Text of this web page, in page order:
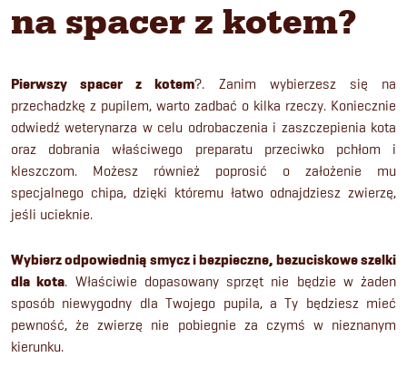
na spacer z kotem?
Pierwszy spacer z kotem?. Zanim wybierzesz się na
przechadzkę z pupilem, warto zadbać o kilka rzeczy. Koniecznie
odwiedź weterynarza w celu odrobaczenia i zaszczepienia kota
oraz dobrania właściwego preparatu przeciwko pchłom i
kleszczom. Możesz również poprosić o założenie mu
specjalnego chipa, dzięki któremu łatwo odnajdziesz zwierzę,
jeśli ucieknie.
Wybierz odpowiednią smycz i bezpieczne, bezuciskowe szelki
dla kota. Właściwie dopasowany sprzęt nie będzie w żaden
sposób niewygodny dla Twojego pupila, a Ty będziesz mieć
pewność, że zwierzę nie pobiegnie za czymś w nieznanym
kierunku.